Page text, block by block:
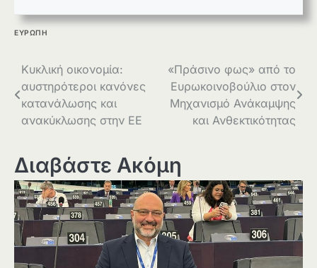
ΕΥΡΩΠΗ
Πλοήγηση
άρθρων
Κυκλική οικονομία:
αυστηρότεροι κανόνες
κατανάλωσης και
ανακύκλωσης στην ΕΕ
«Πράσινο φως» από το
Ευρωκοινοβούλιο στον
Μηχανισμό Ανάκαμψης
και Ανθεκτικότητας
Διαβάστε Ακόμη